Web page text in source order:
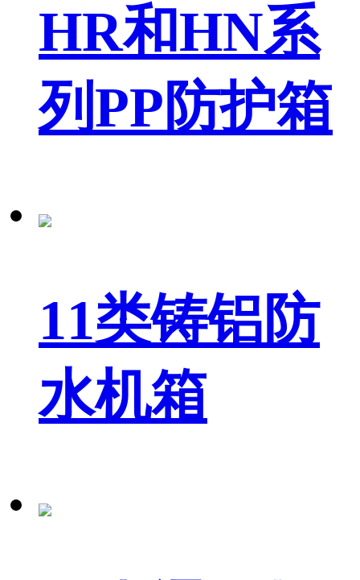
HR和HN系
列PP防护箱
11类铸铝防
水机箱